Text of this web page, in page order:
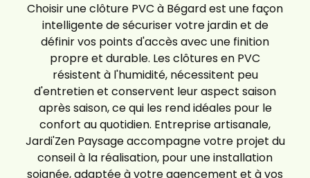
Choisir une clôture PVC à Bégard est une façon
intelligente de sécuriser votre jardin et de
définir vos points d'accès avec une finition
propre et durable. Les clôtures en PVC
résistent à l'humidité, nécessitent peu
d'entretien et conservent leur aspect saison
après saison, ce qui les rend idéales pour le
confort au quotidien. Entreprise artisanale,
Jardi'Zen Paysage accompagne votre projet du
conseil à la réalisation, pour une installation
soignée, adaptée à votre agencement et à vos